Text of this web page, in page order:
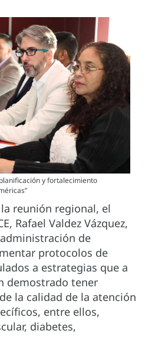
y fortalecimiento
reunión regional, el
Rafael Valdez Vázquez,
de
protocolos de
a estrategias que a
demostrado tener
la calidad de la atención
entre ellos,
diabetes,